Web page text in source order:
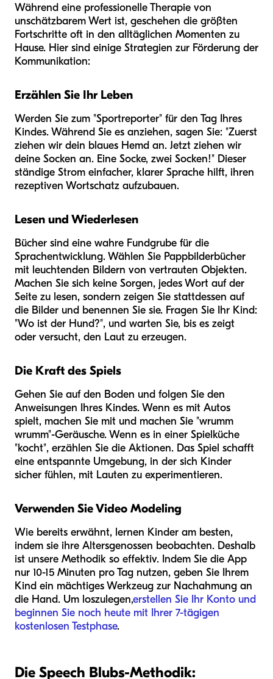
Während eine professionelle Therapie von
unschätzbarem Wert ist, geschehen die größten
Fortschritte oft in den alltäglichen Momenten zu
Hause. Hier sind einige Strategien zur Förderung der
Kommunikation:
Erzählen Sie Ihr Leben
Werden Sie zum "Sportreporter" für den Tag Ihres
Kindes. Während Sie es anziehen, sagen Sie: "Zuerst
ziehen wir dein blaues Hemd an. Jetzt ziehen wir
deine Socken an. Eine Socke, zwei Socken!" Dieser
ständige Strom einfacher, klarer Sprache hilft, ihren
rezeptiven Wortschatz aufzubauen.
Lesen und Wiederlesen
Bücher sind eine wahre Fundgrube für die
Sprachentwicklung. Wählen Sie Pappbilderbücher
mit leuchtenden Bildern von vertrauten Objekten.
Machen Sie sich keine Sorgen, jedes Wort auf der
Seite zu lesen, sondern zeigen Sie stattdessen auf
die Bilder und benennen Sie sie. Fragen Sie Ihr Kind:
"Wo ist der Hund?", und warten Sie, bis es zeigt
oder versucht, den Laut zu erzeugen.
Die Kraft des Spiels
Gehen Sie auf den Boden und folgen Sie den
Anweisungen Ihres Kindes. Wenn es mit Autos
spielt, machen Sie mit und machen Sie "wrumm
wrumm"-Geräusche. Wenn es in einer Spielküche
"kocht", erzählen Sie die Aktionen. Das Spiel schafft
eine entspannte Umgebung, in der sich Kinder
sicher fühlen, mit Lauten zu experimentieren.
Verwenden Sie Video Modeling
Wie bereits erwähnt, lernen Kinder am besten,
indem sie ihre Altersgenossen beobachten. Deshalb
ist unsere Methodik so effektiv. Indem Sie die App
nur 10-15 Minuten pro Tag nutzen, geben Sie Ihrem
Kind ein mächtiges Werkzeug zur Nachahmung an
die Hand. Um loszulegen,erstellen Sie Ihr Konto und
beginnen Sie noch heute mit Ihrer 7-tägigen
kostenlosen Testphase.
Die Speech Blubs-Methodik: